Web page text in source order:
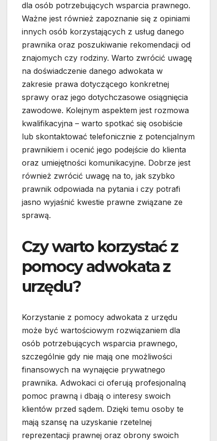
dla osób potrzebujących wsparcia prawnego.
Ważne jest również zapoznanie się z opiniami
innych osób korzystających z usług danego
prawnika oraz poszukiwanie rekomendacji od
znajomych czy rodziny. Warto zwrócić uwagę
na doświadczenie danego adwokata w
zakresie prawa dotyczącego konkretnej
sprawy oraz jego dotychczasowe osiągnięcia
zawodowe. Kolejnym aspektem jest rozmowa
kwalifikacyjna – warto spotkać się osobiście
lub skontaktować telefonicznie z potencjalnym
prawnikiem i ocenić jego podejście do klienta
oraz umiejętności komunikacyjne. Dobrze jest
również zwrócić uwagę na to, jak szybko
prawnik odpowiada na pytania i czy potrafi
jasno wyjaśnić kwestie prawne związane ze
sprawą.
Czy warto korzystać z
pomocy adwokata z
urzędu?
Korzystanie z pomocy adwokata z urzędu
może być wartościowym rozwiązaniem dla
osób potrzebujących wsparcia prawnego,
szczególnie gdy nie mają one możliwości
finansowych na wynajęcie prywatnego
prawnika. Adwokaci ci oferują profesjonalną
pomoc prawną i dbają o interesy swoich
klientów przed sądem. Dzięki temu osoby te
mają szansę na uzyskanie rzetelnej
reprezentacji prawnej oraz obrony swoich